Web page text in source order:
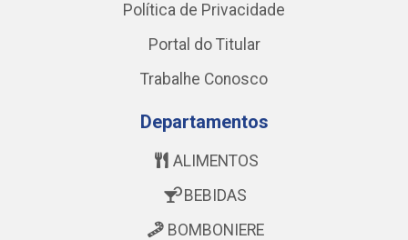
Política de Privacidade
Portal do Titular
Trabalhe Conosco
Departamentos
ALIMENTOS
BEBIDAS
BOMBONIERE